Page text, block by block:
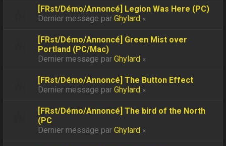
[FRst/Démo/Annoncé] Legion Was Here (PC)
Dernier message parGhylard «
[FRst/Démo/Annoncé] Green Mist over
Portland (PC/Mac)
Dernier message parGhylard «
[FRst/Démo/Annoncé] The Button Effect
Dernier message parGhylard «
[FRst/Démo/Annoncé] The bird of the North
(PC
Dernier message parGhylard «